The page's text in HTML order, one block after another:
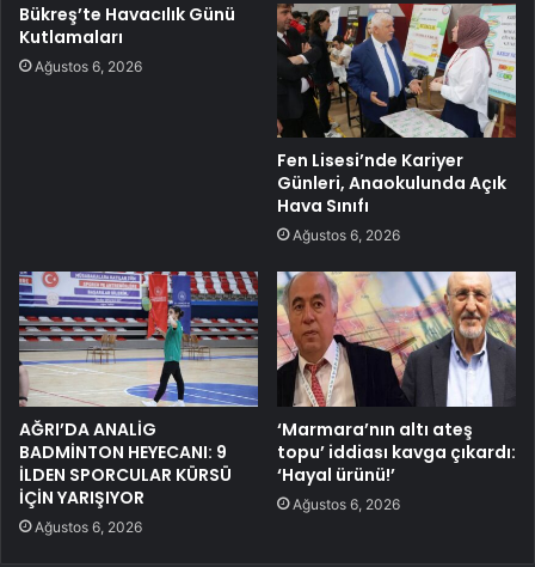
Bükreş’te Havacılık Günü
Kutlamaları
Ağustos 6, 2026
Fen Lisesi’nde Kariyer
Günleri, Anaokulunda Açık
Hava Sınıfı
Ağustos 6, 2026
AĞRI’DA ANALİG
BADMİNTON HEYECANI: 9
İLDEN SPORCULAR KÜRSÜ
İÇİN YARIŞIYOR
Ağustos 6, 2026
‘Marmara’nın altı ateş
topu’ iddiası kavga çıkardı:
‘Hayal ürünü!’
Ağustos 6, 2026